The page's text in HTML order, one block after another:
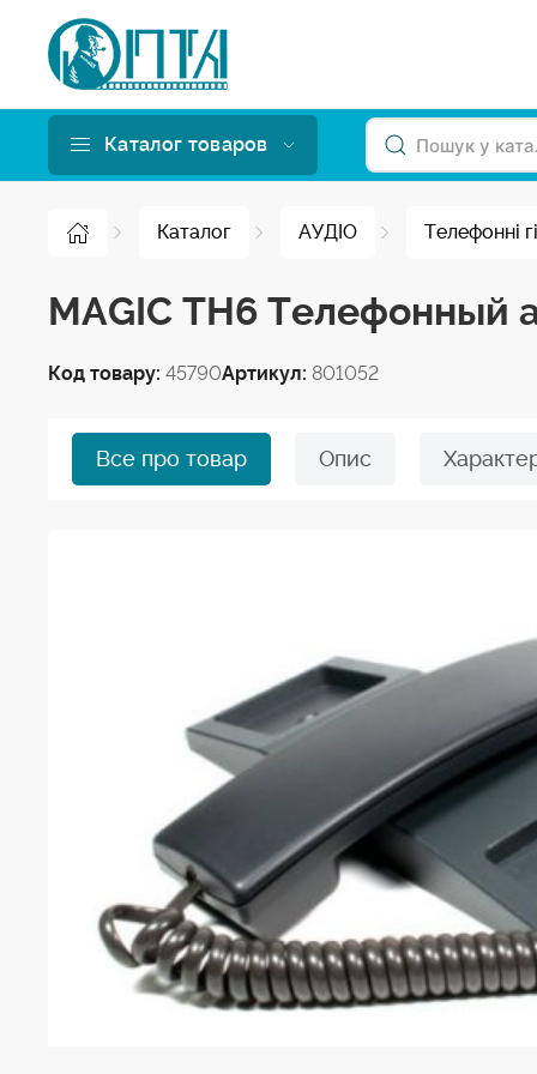
Каталог товаров
Каталог АУДІО Телефонні
MAGIC TH6 Телефонный
Код товару: 45790Артикул: 801052
Все про товар Опис